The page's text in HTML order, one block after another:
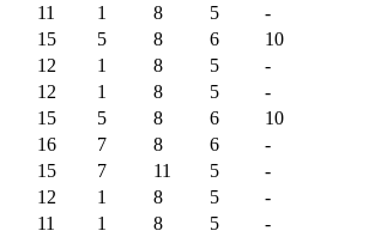
11 1 8 5
-
15 5 8 6
10
12 1 8 5
-
12 1 8 5
-
15 5 8 6
10
16 7 8 6
-
15 7 11 5
-
12 1 8 5
-
11 1 8 5
-